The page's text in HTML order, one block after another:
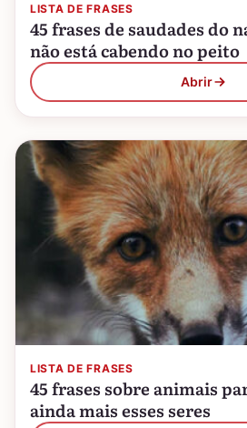
LISTA DE FRASES
45 frases de saudades do
não está cabendo no peito
Abrir
LISTA DE FRASES
45 frases sobre animais
ainda mais esses seres